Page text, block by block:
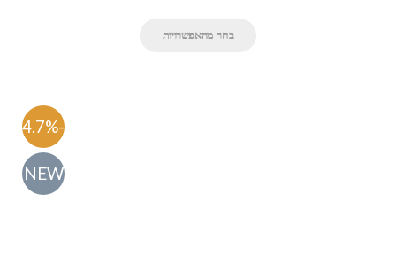
בחר מהאפשרויות
-54.7%
NEW